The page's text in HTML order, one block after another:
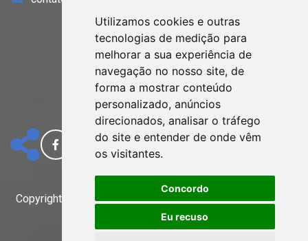
Utilizamos cookies e outras
tecnologias de medição para
melhorar a sua experiência de
navegação no nosso site, de
forma a mostrar conteúdo
personalizado, anúncios
direcionados, analisar o tráfego
do site e entender de onde vêm
os visitantes.
Concordo
Eu recuso
Copyright 2023 - 2026 Design e desenvolvimento
SK Contábil